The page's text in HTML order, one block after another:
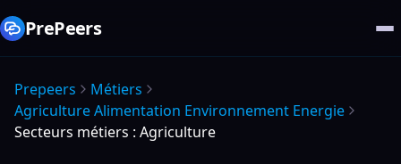
PrePeers
Prepeers
Métiers
Agriculture Alimentation Environnement Energie
Secteurs métiers : Agriculture